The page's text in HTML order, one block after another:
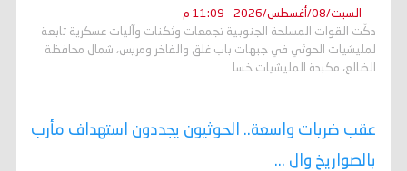
السبت/08/أغسطس/2026 - 11:09 م
دكّت القوات المسلحة الجنوبية تجمعات وثكنات وآليات عسكرية تابعة
لمليشيات الحوثي في جبهات باب غلق والفاخر ومريس، شمال محافظة
الضالع، مكبدة المليشيات خسا
عقب ضربات واسعة.. الحوثيون يجددون استهداف مأرب
بالصواريخ وال ...